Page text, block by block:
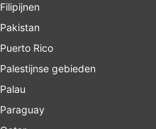
Filipijnen
Pakistan
Puerto Rico
Palestijnse gebieden
Palau
Paraguay